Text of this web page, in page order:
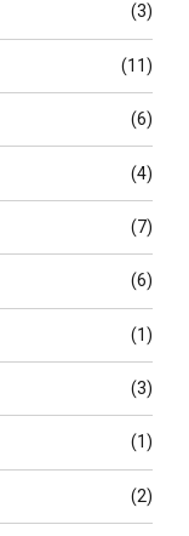
(3)
(11)
(6)
(4)
(7)
(6)
(1)
(3)
(1)
(2)